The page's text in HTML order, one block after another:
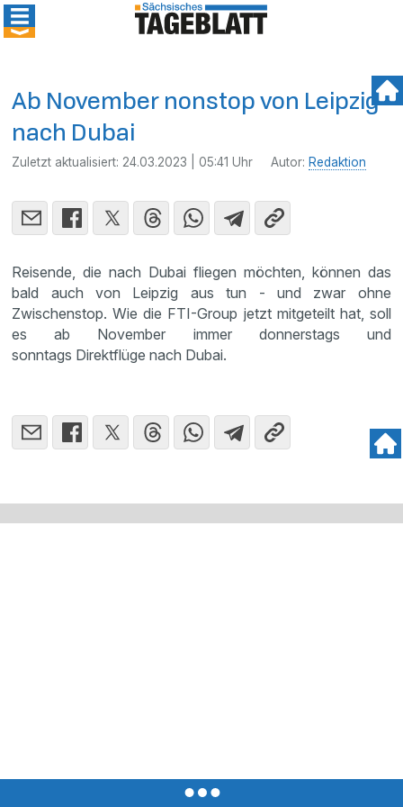
Ab November nonstop von Leipzig
nach Dubai
Zuletzt aktualisiert: 24.03.2023 | 05:41 Uhr Autor: Redaktion
Reisende, die nach Dubai fliegen möchten, können das
bald auch von Leipzig aus tun - und zwar ohne
Zwischenstop. Wie die FTI-Group jetzt mitgeteilt hat, soll
es ab November immer donnerstags und
sonntags Direktflüge nach Dubai.